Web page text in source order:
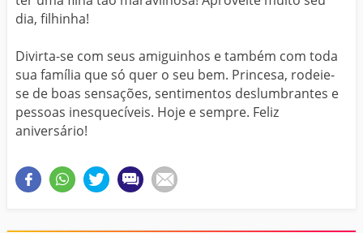
dia, filhinha!
Divirta-se com seus amiguinhos e também com toda
sua família que só quer o seu bem. Princesa, rodeie-
se de boas sensações, sentimentos deslumbrantes e
pessoas inesquecíveis. Hoje e sempre. Feliz
aniversário!